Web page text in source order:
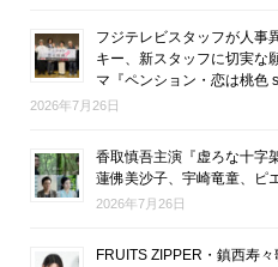
フジテレビスタッフが人事
キー、新スタッフに切実な
マ『ペンション・恋は桃色
2026年7月26日
香取慎吾主演『虚ろな十字
蓮佛美沙子、宇崎竜童、ピ
2026年7月26日
FRUITS ZIPPER・鎮西寿